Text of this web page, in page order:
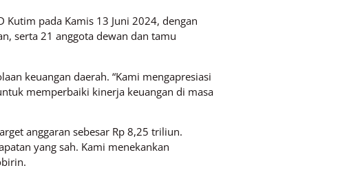
Kutim pada Kamis 13 Juni 2024, dengan
serta 21 anggota dewan dan tamu
keuangan daerah. “Kami mengapresiasi
memperbaiki kinerja keuangan di masa
anggaran sebesar Rp 8,25 triliun.
yang sah. Kami menekankan